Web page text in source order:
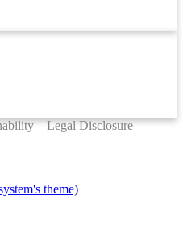
–Legal Disclosure–
theme)